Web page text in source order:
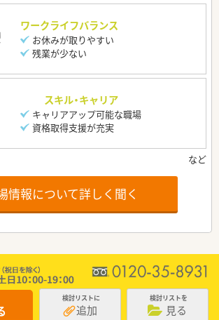
ワークライフバランス
お休みが取りやすい
残業が少ない
スキル・キャリア
キャリアアップ可能な職場
資格取得支援が充実
情報について詳しく聞く
検討リストに
追加
検討リストを
見る